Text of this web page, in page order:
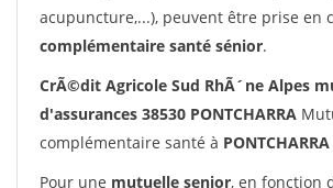
acupuncture,...), peuvent être prise en
complémentaire santé sénior.
CrÃ©dit Agricole Sud RhÃ´ne Alpes
d'assurances 38530 PONTCHARRA
complémentaire santé à PONTCHARRA
Pour une mutuelle senior, en fonction